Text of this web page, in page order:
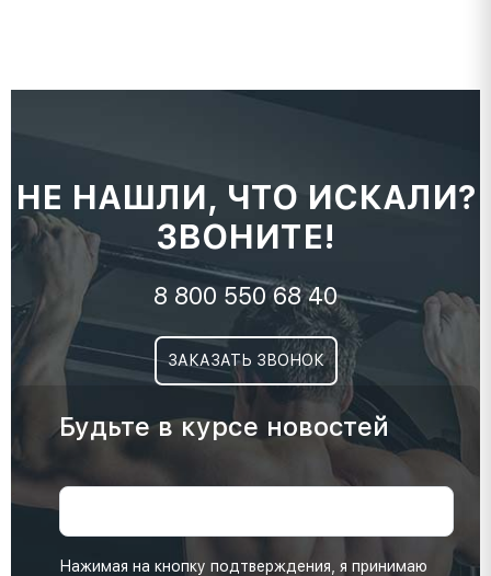
НЕ НАШЛИ, ЧТО ИСКАЛИ?
ЗВОНИТЕ!
8 800 550 68 40
ЗАКАЗАТЬ ЗВОНОК
Будьте в курсе новостей
Нажимая на кнопку подтверждения, я принимаю